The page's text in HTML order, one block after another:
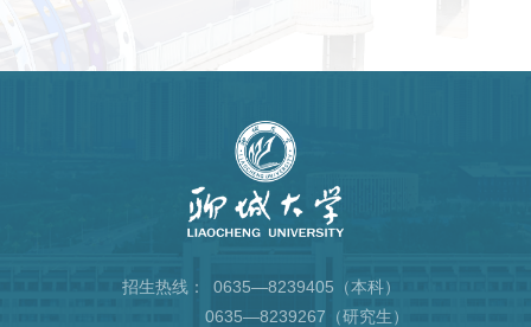
招生热线：
0635—8239405（本科）
0635—8239267（研究生）